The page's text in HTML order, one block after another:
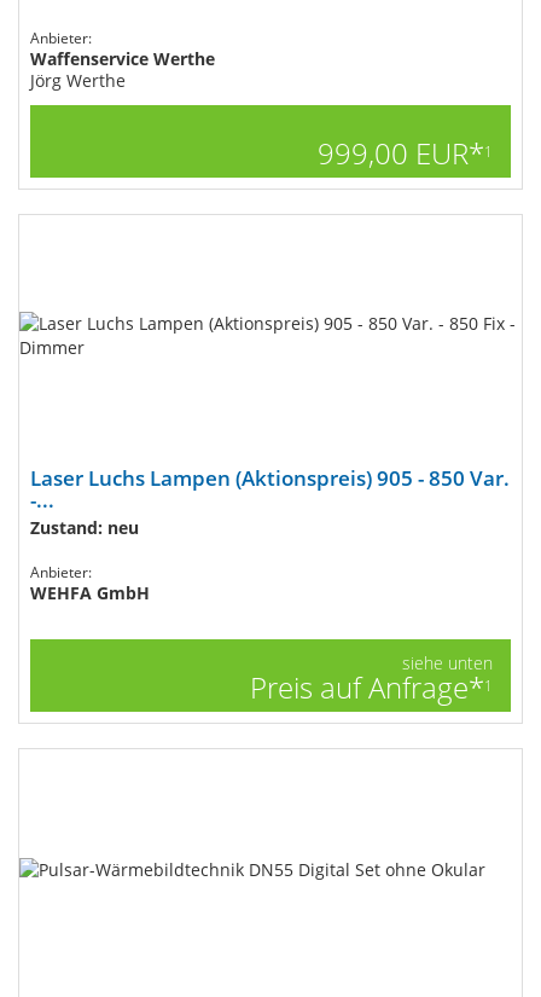
Anbieter:
Waffenservice Werthe
Jörg Werthe
999,00 EUR*1
Laser Luchs Lampen (Aktionspreis) 905 - 850 Var.
-...
Zustand: neu
Anbieter:
WEHFA GmbH
siehe unten
Preis auf Anfrage*1